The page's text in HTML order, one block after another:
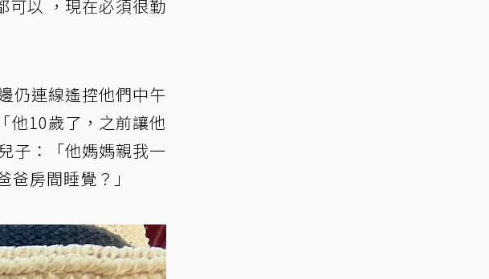
可以 ，現在必須很勤
仍連線遙控他們中午
他10歲了，之前讓他
子：「他媽媽親我一
房間睡覺？」